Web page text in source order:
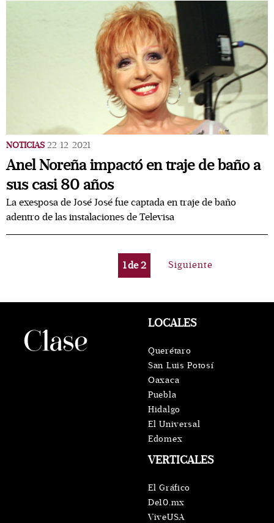
NOTICIAS 22/12/2021
Anel Noreña impactó en traje de baño a
sus casi 80 años
La exesposa de José José fue captada en traje de baño
adentro de las instalaciones de Televisa
1de2 Siguiente
VERTICALES
El Gráfico
De10.mx
ViveUSA
LOCALES
Querétaro
San Luis Potosí
Oaxaca
Puebla
Hidalgo
El Universal
Edomex